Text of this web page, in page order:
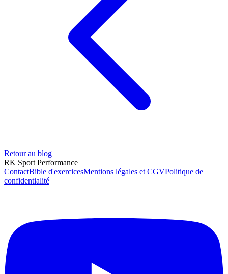
Retour au blog
RK Sport Performance
ContactBible d'exercicesMentions légales et CGVPolitique de
confidentialité